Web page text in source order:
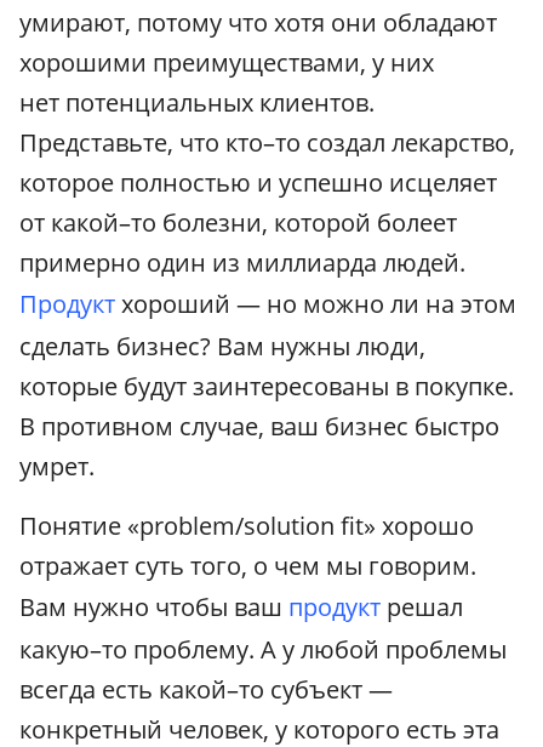
умирают, потому что хотя они обладают
хорошими преимуществами, у них
нет потенциальных клиентов.
Представьте, что кто–то создал лекарство,
которое полностью и успешно исцеляет
от какой–то болезни, которой болеет
примерно один из миллиарда людей.
Продуктхороший — но можно ли на этом
сделать бизнес? Вам нужны люди,
которые будут заинтересованы в покупке.
В противном случае, ваш бизнес быстро
умрет.
Понятие «problem/solution fit» хорошо
отражает суть того, о чем мы говорим.
Вам нужно чтобы ваш продукт решал
какую–то проблему. А у любой проблемы
всегда есть какой–то субъект —
конкретный человек, у которого есть эта